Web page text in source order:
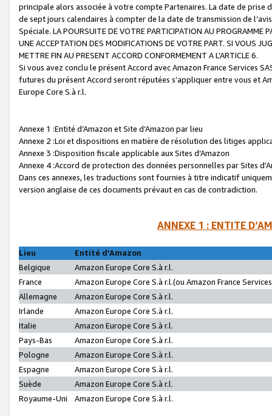
principale alors associée à votre compte Partenaires. La date de
de sept jours calendaires à compter de la date de transmission de
Spéciale. LA POURSUITE DE VOTRE PARTICIPATION AU PROGRAMME
UNE ACCEPTATION DES MODIFICATIONS DE VOTRE PART. SI VOUS
METTRE FIN AU PRESENT ACCORD CONFORMEMENT A L’ARTICLE 6.
Si vous avez conclu le présent Accord avec Amazon France Services
futures du présent Accord seront réputées s’appliquer entre vous et
Europe Core S.à r.l.
Annexe 1 :Entité d’Amazon et Site d’Amazon par lieu
Annexe 2 :Loi et dispositions en matière de résolution des litiges
Annexe 3 :Disposition fiscale applicable aux Sites d’Amazon
Annexe 4 :Accord de protection des données personnelles par Sites
Dans ces annexes, les traductions sont fournies à titre indicatif
version anglaise de ces documents prévaut en cas de contradiction.
ANNEXE 1 : ENTITE
Lieu
Entité d’Amazon
Belgique
Amazon Europe Core S.à r.l.
France
Amazon Europe Core S.à r.l.(ou Amazon France
Allemagne
Amazon Europe Core S.à r.l.
Irlande
Amazon Europe Core S.à r.l.
Italie
Amazon Europe Core S.à r.l.
Pays-Bas
Amazon Europe Core S.à r.l.
Pologne
Amazon Europe Core S.à r.l.
Espagne
Amazon Europe Core S.à r.l.
Suède
Amazon Europe Core S.à r.l.
Royaume-Uni
Amazon Europe Core S.à r.l.